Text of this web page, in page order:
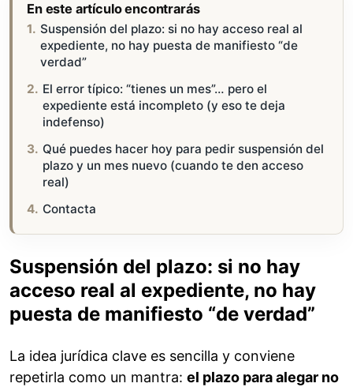
En este artículo encontrarás
Suspensión del plazo: si no hay acceso real al
expediente, no hay puesta de manifiesto “de
verdad”
El error típico: “tienes un mes”… pero el
expediente está incompleto (y eso te deja
indefenso)
Qué puedes hacer hoy para pedir suspensión del
plazo y un mes nuevo (cuando te den acceso
real)
Contacta
Suspensión del plazo: si no hay
acceso real al expediente, no hay
puesta de manifiesto “de verdad”
La idea jurídica clave es sencilla y conviene
repetirla como un mantra: el plazo para alegar no